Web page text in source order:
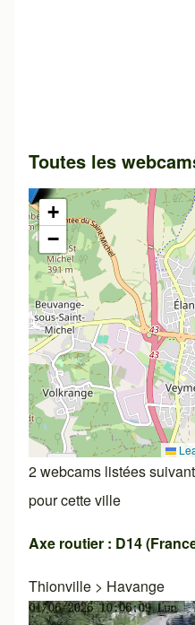
Toutes les
+
−
2 webcams listées
pour cette ville
Axe routier : D14
Thionville > Havange